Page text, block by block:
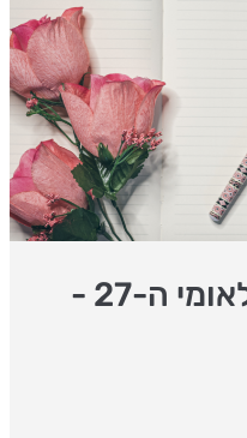
פסטיבל חיפה הבינלאומי ה-27 -